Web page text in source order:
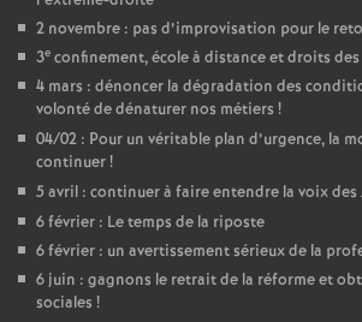
2 novembre : pas d’improvisation pour le
3e confinement, école à distance et droits
4 mars : dénoncer la dégradation des
volonté de dénaturer nos métiers !
04/02 : Pour un véritable plan d’urgence, la
continuer!
5 avril : continuer à faire entendre la voix
6 février : Le temps de la riposte
6 février : un avertissement sérieux de la
6 juin : gagnons le retrait de la réforme et
sociales !